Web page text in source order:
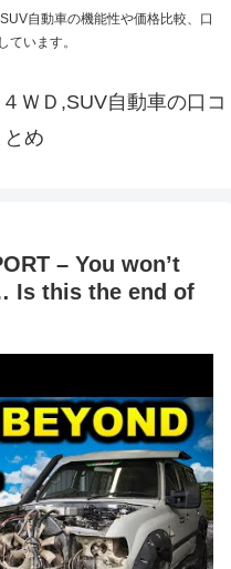
自動車の機能性や価格比較、口
ています。
ＷＤ,SUV自動車の口コ
とめ
– You won’t
Is this the end of